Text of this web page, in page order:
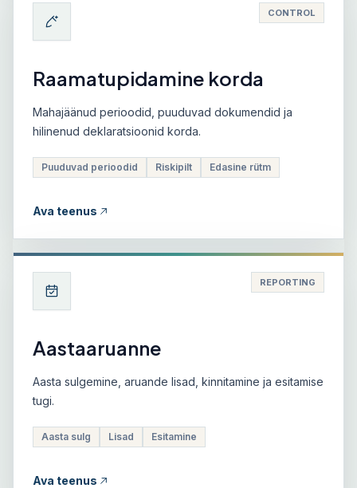
CONTROL
Raamatupidamine korda
Mahajäänud perioodid, puuduvad dokumendid ja
hilinenud deklaratsioonid korda.
Puuduvad perioodid Riskipilt Edasine rütm
Ava teenus
REPORTING
Aastaaruanne
Aasta sulgemine, aruande lisad, kinnitamine ja esitamise
tugi.
Aasta sulg Lisad Esitamine
Ava teenus